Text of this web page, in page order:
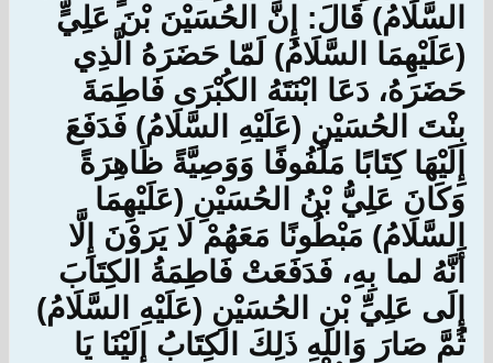
السَّلَامُ) قَالَ: إِنَّ الحُسَيْنَ بْنَ عَلِيٍّ
(عَلَيْهِمَا السَّلَامُ) لَمّا حَضَرَهُ الَّذِي
حَضَرَهُ، دَعَا ابْنَتَهُ الكُبْرَى فَاطِمَةَ
بِنْتَ الحُسَيْنِ (عَلَيْهِ السَّلَامُ) فَدَفَعَ
إِلَيْهَا كِتَابًا مَلْفُوفًا وَوَصِيَّةً ظَاهِرَةً
وَكَانَ عَلِيُّ بْنُ الحُسَيْنِ (عَلَيْهِمَا
السَّلَامُ) مَبْطُونًا مَعَهُمْ لَا يَرَوْنَ إِلَّا
أَنَّهُ لما بِهِ، فَدَفَعَتْ فَاطِمَةُ الكِتَابَ
إِلَى عَلِيِّ بْنِ الحُسَيْنِ (عَلَيْهِ السَّلَامُ)
ثُمَّ صَارَ وَاللهِ ذَلِكَ الكِتَابُ إِلَيْنَا يَا